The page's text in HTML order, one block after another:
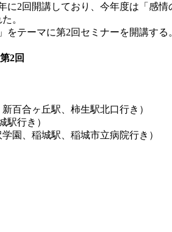
2回開講しており、今年度は「感
。
テーマに第2回セミナーを開講す
第2回
百合ヶ丘駅、柿生駅北口行き）
駅行き）
園、稲城駅、稲城市立病院行き）